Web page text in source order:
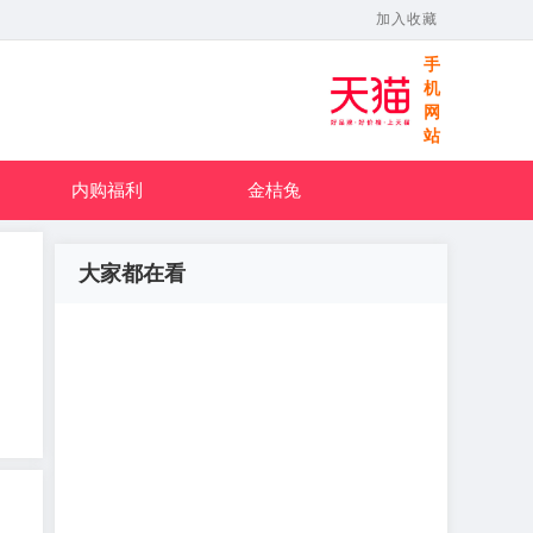
加入收藏
手
机
网
站
内购福利 金桔兔
大家都在看